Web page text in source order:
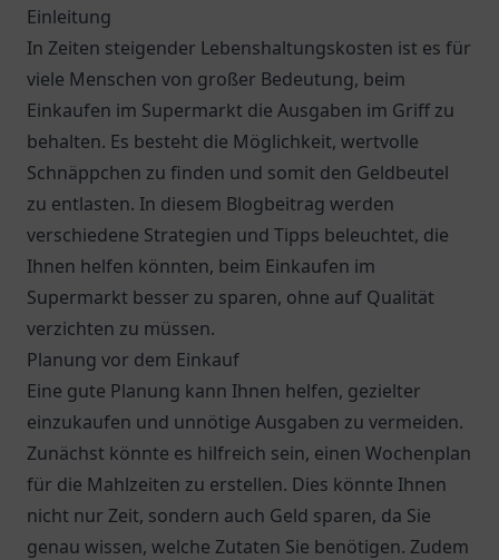
Einleitung
In Zeiten steigender Lebenshaltungskosten ist es für
viele Menschen von großer Bedeutung, beim
Einkaufen im Supermarkt die Ausgaben im Griff zu
behalten. Es besteht die Möglichkeit, wertvolle
Schnäppchen zu finden und somit den Geldbeutel
zu entlasten. In diesem Blogbeitrag werden
verschiedene Strategien und Tipps beleuchtet, die
Ihnen helfen könnten, beim Einkaufen im
Supermarkt besser zu sparen, ohne auf Qualität
verzichten zu müssen.
Planung vor dem Einkauf
Eine gute Planung kann Ihnen helfen, gezielter
einzukaufen und unnötige Ausgaben zu vermeiden.
Zunächst könnte es hilfreich sein, einen Wochenplan
für die Mahlzeiten zu erstellen. Dies könnte Ihnen
nicht nur Zeit, sondern auch Geld sparen, da Sie
genau wissen, welche Zutaten Sie benötigen. Zudem